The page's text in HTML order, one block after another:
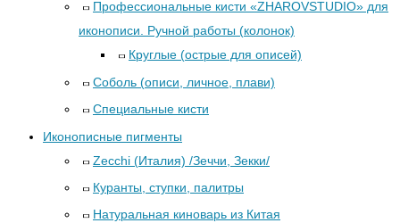
Профессиональные кисти «ZHAROVSTUDIO» для
иконописи. Ручной работы (колонок)
Круглые (острые для описей)
Соболь (описи, личное, плави)
Специальные кисти
Иконописные пигменты
Zecchi (Италия) /Зеччи, Зекки/
Куранты, ступки, палитры
Натуральная киноварь из Китая